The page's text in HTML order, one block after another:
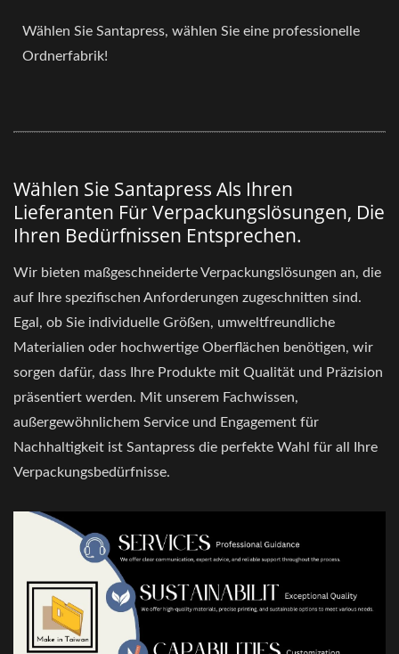
Wählen Sie Santapress, wählen Sie eine professionelle
Ordnerfabrik!
Wählen Sie Santapress Als Ihren
Lieferanten Für Verpackungslösungen, Die
Ihren Bedürfnissen Entsprechen.
Wir bieten maßgeschneiderte Verpackungslösungen an, die
auf Ihre spezifischen Anforderungen zugeschnitten sind.
Egal, ob Sie individuelle Größen, umweltfreundliche
Materialien oder hochwertige Oberflächen benötigen, wir
sorgen dafür, dass Ihre Produkte mit Qualität und Präzision
präsentiert werden. Mit unserem Fachwissen,
außergewöhnlichem Service und Engagement für
Nachhaltigkeit ist Santapress die perfekte Wahl für all Ihre
Verpackungsbedürfnisse.